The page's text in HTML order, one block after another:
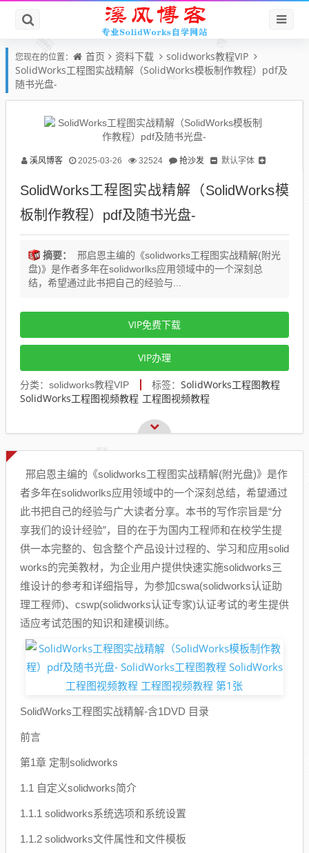
您现在的位置： 首页 资料下载
solidworks教程VIP
SolidWorks工程图实战精解（SolidWorks模板制作教程）pdf及
随书光盘-
溪风博客 2025-03-26 32524 抢沙发 默认字体
SolidWorks工程图实战精解（SolidWorks模
板制作教程）pdf及随书光盘-
摘要：
邢启恩主编的《solidworks工程图实战精解(附光
盘)》是作者多年在solidworlks应用领域中的一个深刻总
结，希望通过此书把自己的经验与...
VIP免费下载
VIP办理
分类：solidworks教程VIP 标签： SolidWorks工程图教程
SolidWorks工程图视频教程 工程图视频教程
邢启恩主编的《solidworks工程图实战精解(附光盘)》是作
者多年在solidworlks应用领域中的一个深刻总结，希望通过
此书把自己的经验与广大读者分享。本书的写作宗旨是“分
享我们的设计经验”，目的在于为国内工程师和在校学生提
供一本完整的、包含整个产品设计过程的、学习和应用solid
works的完美教材，为企业用户提供快速实施solidworks三
维设计的参考和详细指导，为参加cswa(solidworks认证助
理工程师)、cswp(solidworks认证专家)认证考试的考生提供
适应考试范围的知识和建模训练。
SolidWorks工程图实战精解-含1DVD 目录
前言
第1章 定制solidworks
1.1 自定义solidworks简介
1.1.1 solidworks系统选项和系统设置
1.1.2 solidworks文件属性和文件模板